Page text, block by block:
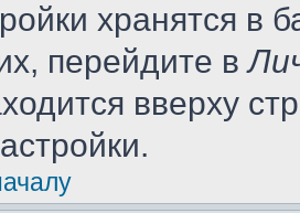
хранятся в
перейдите в
вверху